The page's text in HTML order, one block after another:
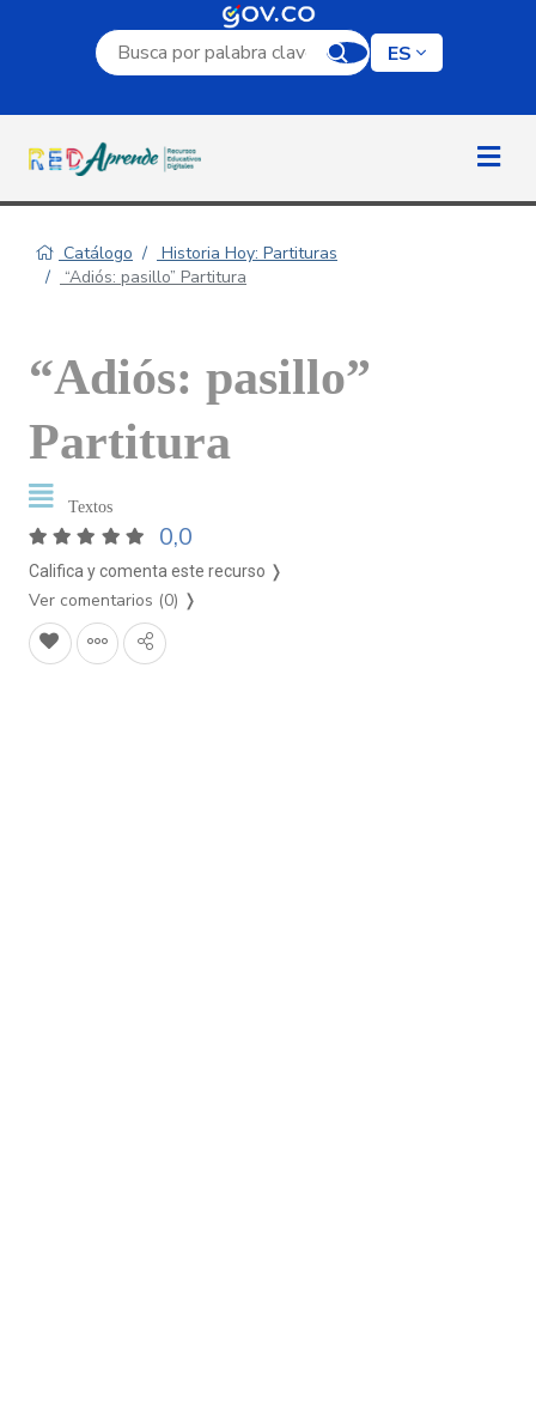
Campo de búsqueda por palabra clave
ES
Catálogo
Historia Hoy: Partituras
“Adiós: pasillo” Partitura
“Adiós: pasillo”
Partitura
Textos
0,0
Califica y comenta este recurso ❭
Ver comentarios (0) ❭